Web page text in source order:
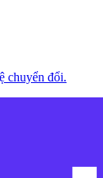
chuyển đổi.